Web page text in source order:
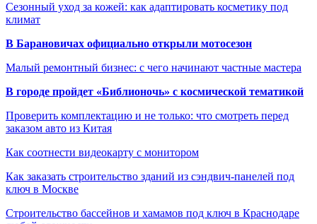
Сезонный уход за кожей: как адаптировать косметику под
климат
В Барановичах официально открыли мотосезон
Малый ремонтный бизнес: с чего начинают частные мастера
В городе пройдет «Библионочь» с космической тематикой
Проверить комплектацию и не только: что смотреть перед
заказом авто из Китая
Как соотнести видеокарту с монитором
Как заказать строительство зданий из сэндвич-панелей под
ключ в Москве
Строительство бассейнов и хамамов под ключ в Краснодаре